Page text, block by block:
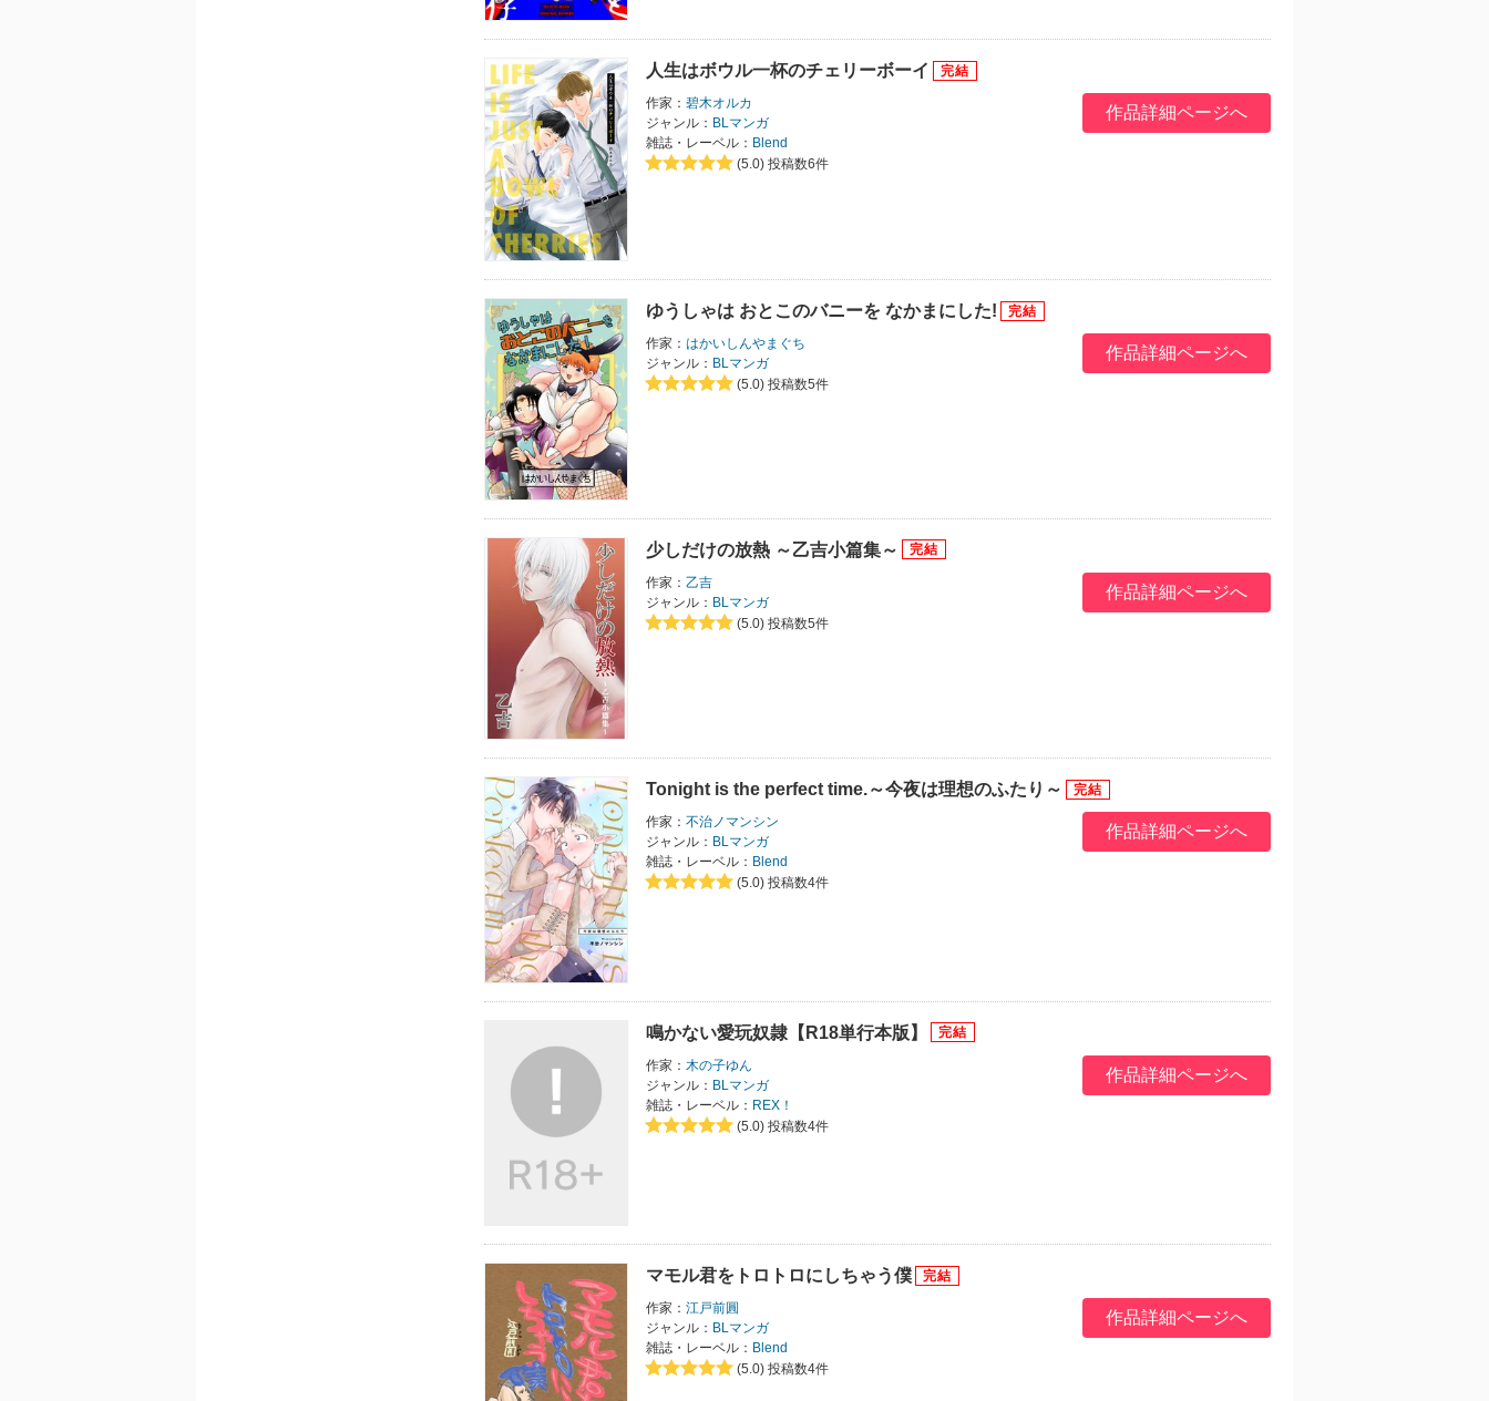
人生はボウル一杯のチェリーボーイ
作家： 碧木オルカ
ジャンル： BLマンガ
雑誌・レーベル： Blend
(5.0) 投稿数6件
作品詳細ページへ
ゆうしゃは おとこのバニーを なかまにした!
作家： はかいしんやまぐち
ジャンル： BLマンガ
(5.0) 投稿数5件
作品詳細ページへ
少しだけの放熱 ～乙吉小篇集～
作家： 乙吉
ジャンル： BLマンガ
(5.0) 投稿数5件
作品詳細ページへ
Tonight is the perfect time.～今夜は理想のふたり～
作家： 不治ノマンシン
ジャンル： BLマンガ
雑誌・レーベル： Blend
(5.0) 投稿数4件
作品詳細ページへ
鳴かない愛玩奴隷【R18単行本版】
作家： 木の子ゆん
ジャンル： BLマンガ
雑誌・レーベル： REX！
(5.0) 投稿数4件
作品詳細ページへ
マモル君をトロトロにしちゃう僕
作家： 江戸前圓
ジャンル： BLマンガ
雑誌・レーベル： Blend
(5.0) 投稿数4件
作品詳細ページへ